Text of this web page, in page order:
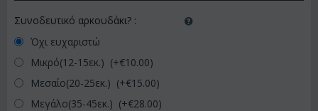
Συνοδευτικό αρκουδάκι? :
Όχι ευχαριστώ
Μικρό(12-15εκ.) (+€10.00)
Μεσαίο(20-25εκ.) (+€15.00)
Μεγάλο(35-45εκ.) (+€28.00)